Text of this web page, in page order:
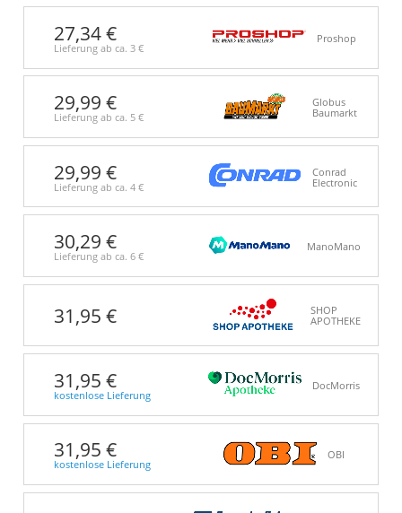
27,34 €
Lieferung ab ca. 3 €
Proshop
29,99 €
Lieferung ab ca. 5 €
Globus
Baumarkt
29,99 €
Lieferung ab ca. 4 €
Conrad
Electronic
30,29 €
Lieferung ab ca. 6 €
ManoMano
31,95 €
SHOP
APOTHEKE
31,95 €
kostenlose Lieferung
DocMorris
31,95 €
kostenlose Lieferung
OBI